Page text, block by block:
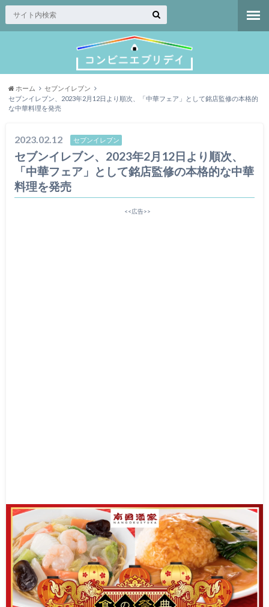
ホーム
セブンイレブン
セブンイレブン、2023年2月12日より順次、「中華フェア」として銘店監修の本格的
な中華料理を発売
2023.02.12 セブンイレブン
セブンイレブン、2023年2月12日より順次、
「中華フェア」として銘店監修の本格的な中華
料理を発売
<<広告>>